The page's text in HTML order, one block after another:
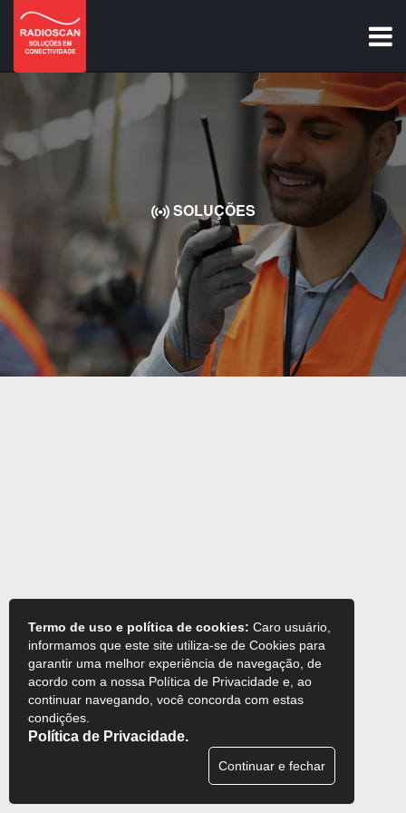
Termo de uso e política de cookies: Caro usuário,
informamos que este site utiliza-se de Cookies para
garantir uma melhor experiência de navegação, de
acordo com a nossa Política de Privacidade e, ao
continuar navegando, você concorda com estas
condições.
Política de Privacidade.
Continuar e fechar
SOLUÇÕES